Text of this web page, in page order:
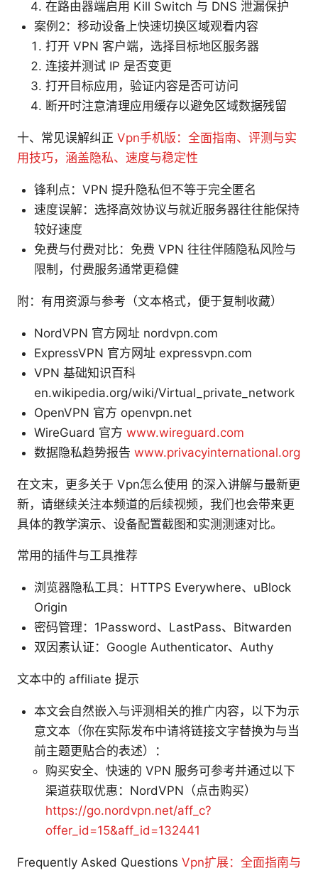
在路由器端启用 Kill Switch 与 DNS 泄漏保护
案例2：移动设备上快速切换区域观看内容
打开 VPN 客户端，选择目标地区服务器
连接并测试 IP 是否变更
打开目标应用，验证内容是否可访问
断开时注意清理应用缓存以避免区域数据残留
十、常见误解纠正 Vpn手机版：全面指南、评测与实
用技巧，涵盖隐私、速度与稳定性
锋利点：VPN 提升隐私但不等于完全匿名
速度误解：选择高效协议与就近服务器往往能保持
较好速度
免费与付费对比：免费 VPN 往往伴随隐私风险与
限制，付费服务通常更稳健
附：有用资源与参考（文本格式，便于复制收藏）
NordVPN 官方网址 nordvpn.com
ExpressVPN 官方网址 expressvpn.com
VPN 基础知识百科
en.wikipedia.org/wiki/Virtual_private_network
OpenVPN 官方 openvpn.net
WireGuard 官方 www.wireguard.com
数据隐私趋势报告 www.privacyinternational.org
在文末，更多关于 Vpn怎么使用 的深入讲解与最新更
新，请继续关注本频道的后续视频，我们也会带来更
具体的教学演示、设备配置截图和实测测速对比。
常用的插件与工具推荐
浏览器隐私工具：HTTPS Everywhere、uBlock
Origin
密码管理：1Password、LastPass、Bitwarden
双因素认证：Google Authenticator、Authy
文本中的 affiliate 提示
本文会自然嵌入与评测相关的推广内容，以下为示
意文本（你在实际发布中请将链接文字替换为与当
前主题更贴合的表述）：
购买安全、快速的 VPN 服务可参考并通过以下
渠道获取优惠：NordVPN（点击购买）
https://go.nordvpn.net/aff_c?
offer_id=15&aff_id=132441
Frequently Asked Questions Vpn扩展：全面指南与